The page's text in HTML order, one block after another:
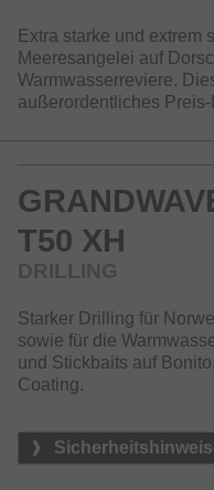
Extra starke und extrem
Meeresangelei auf
Warmwasserreviere.
außerordentliches
T50 XH
DRILLING
Starker Drilling für
sowie für die
und Stickbaits auf
Coating.